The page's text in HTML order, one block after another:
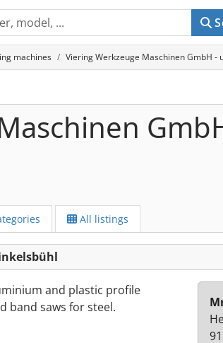
machines Viering Werkzeuge Maschinen GmbH -
All listings
and plastic profile
band saws for steel.